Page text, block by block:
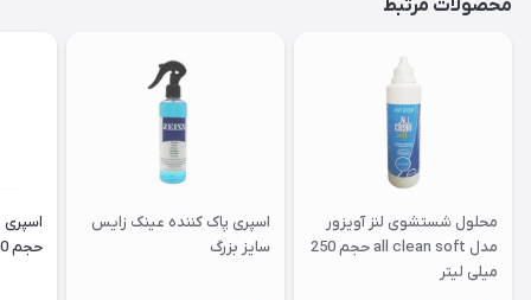
محصولات مرتبط
محلول شستشوی لنز آویزور
مدل all clean soft حجم 250
میلی لیتر
اسپری پاک کننده عینک زایس
سایز بزرگ
حجم 120 میلی لیتر